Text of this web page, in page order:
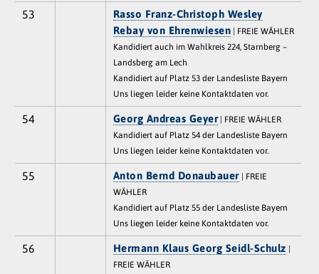
53
Rasso Franz-Christoph Wesley
Rebay von Ehrenwiesen | FREIE WÄHLER
Kandidiert auch im Wahlkreis 224, Starnberg –
Landsberg am Lech
Kandidiert auf Platz 53 der Landesliste Bayern
Uns liegen leider keine Kontaktdaten vor.
54 Georg Andreas Geyer| FREIE WÄHLER
Kandidiert auf Platz 54 der Landesliste Bayern
Uns liegen leider keine Kontaktdaten vor.
55 Anton Bernd Donaubauer| FREIE
WÄHLER
Kandidiert auf Platz 55 der Landesliste Bayern
Uns liegen leider keine Kontaktdaten vor.
56 Hermann Klaus Georg Seidl-Schulz
FREIE WÄHLER